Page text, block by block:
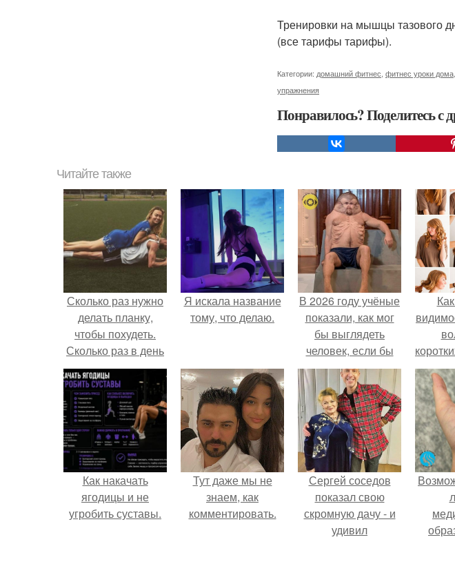
Тренировки на мышцы тазового
(все тарифы тарифы).
Категории: домашний фитнес фитнес уроки дома
упражнения
Понравилось? Поделитесь с
Читайте также
Сколько раз нужно
делать планку,
чтобы похудеть.
Сколько раз в день
делать планку —,
чтобы был
результат для
похудения
Я искала название
тому, что делаю.
В 2026 году учёные
показали, как мог
бы выглядеть
человек, если бы
его тело
эволюционировало
специально для
выживания в
автокатастpoфах.
Как накачать
ягодицы и не
угробить суставы.
Тут даже мы не
знаем, как
комментировать.
Сергей соседов
показал свою
скромную дачу - и
удивил